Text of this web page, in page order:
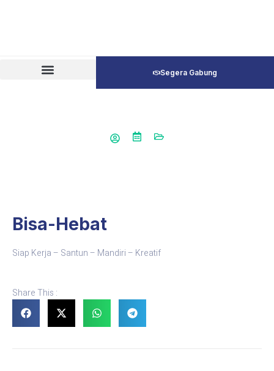
Segera Gabung
Bisa-Hebat
Siap Kerja – Santun – Mandiri – Kreatif
Share This :